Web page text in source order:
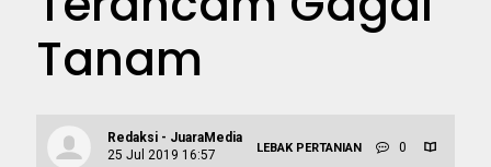
Tanam
Redaksi - JuaraMedia
25 Jul 2019 16:57
LEBAK PERTANIAN 0